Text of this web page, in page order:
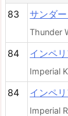
83 サンダ
Thunder
84 インペ
Imperial
84 インペ
Imperial